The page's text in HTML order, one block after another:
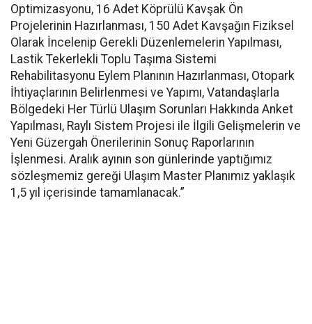
Optimizasyonu, 16 Adet Köprülü Kavşak Ön
Projelerinin Hazırlanması, 150 Adet Kavşağın Fiziksel
Olarak İncelenip Gerekli Düzenlemelerin Yapılması,
Lastik Tekerlekli Toplu Taşıma Sistemi
Rehabilitasyonu Eylem Planının Hazırlanması, Otopark
İhtiyaçlarının Belirlenmesi ve Yapımı, Vatandaşlarla
Bölgedeki Her Türlü Ulaşım Sorunları Hakkında Anket
Yapılması, Raylı Sistem Projesi ile İlgili Gelişmelerin ve
Yeni Güzergah Önerilerinin Sonuç Raporlarının
İşlenmesi. Aralık ayının son günlerinde yaptığımız
sözleşmemiz gereği Ulaşım Master Planımız yaklaşık
1,5 yıl içerisinde tamamlanacak.”